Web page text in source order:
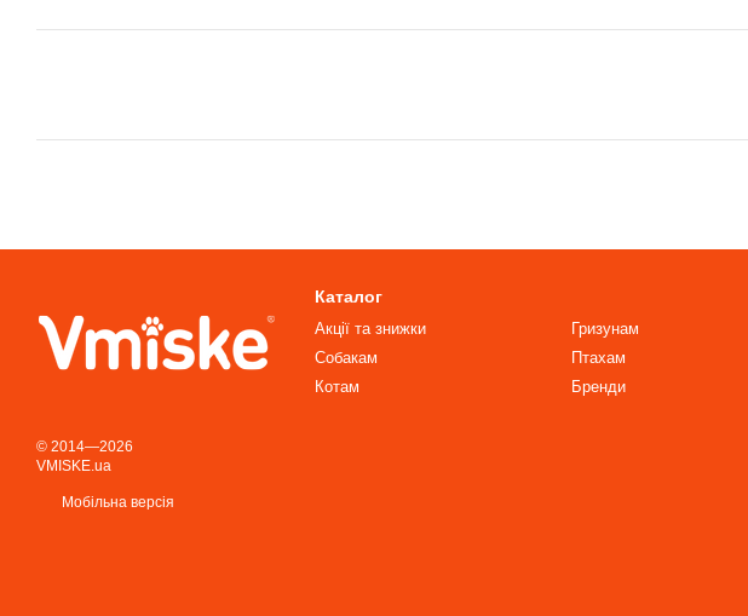
© 2014—2026
VMISKE.ua
Мобільна версія
Каталог
Акції та знижки
Собакам
Котам
Гризунам
Птахам
Бренди